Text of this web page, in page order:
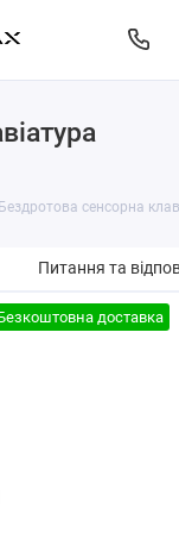
Бездротова сенсорна
Питання та
доставка